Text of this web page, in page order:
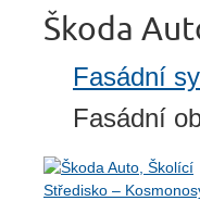
Škoda
Fasádní
Fasádní